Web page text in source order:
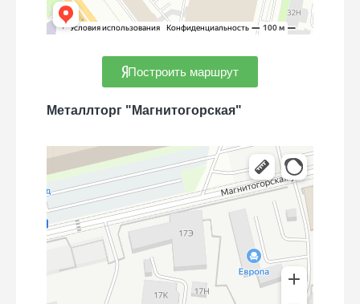
Построить маршрут
Металлторг "Магнитогорская"